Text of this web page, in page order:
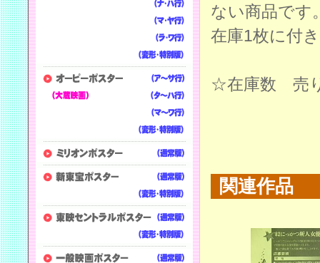
ない商品です
在庫1枚に付
☆在庫数 売
関連作品